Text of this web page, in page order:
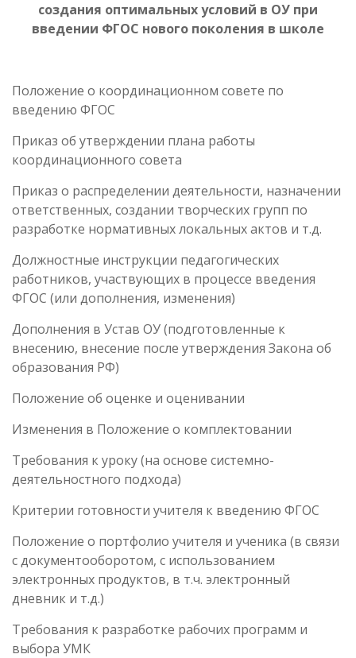
создания оптимальных условий в ОУ при
введении ФГОС нового поколения в школе
Положение о координационном совете по
введению ФГОС
Приказ об утверждении плана работы
координационного совета
Приказ о распределении деятельности, назначении
ответственных, создании творческих групп по
разработке нормативных локальных актов и т.д.
Должностные инструкции педагогических
работников, участвующих в процессе введения
ФГОС (или дополнения, изменения)
Дополнения в Устав ОУ (подготовленные к
внесению, внесение после утверждения Закона об
образования РФ)
Положение об оценке и оценивании
Изменения в Положение о комплектовании
Требования к уроку (на основе системно-
деятельностного подхода)
Критерии готовности учителя к введению ФГОС
Положение о портфолио учителя и ученика (в связи
с документооборотом, с использованием
электронных продуктов, в т.ч. электронный
дневник и т.д.)
Требования к разработке рабочих программ и
выбора УМК